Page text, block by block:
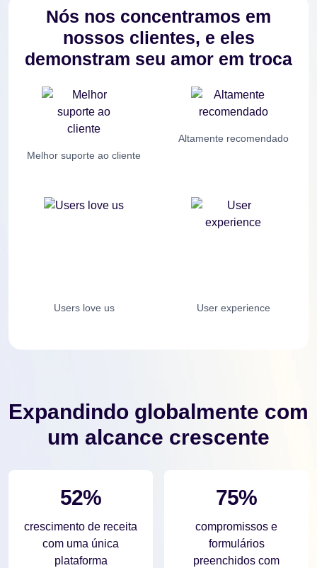
Nós nos concentramos em
nossos clientes, e eles
demonstram seu amor em troca
Melhor suporte ao cliente
Altamente recomendado
Users love us User experience
Expandindo globalmente com
um alcance crescente
52%
crescimento de receita
com uma única
plataforma
75%
compromissos e
formulários
preenchidos com